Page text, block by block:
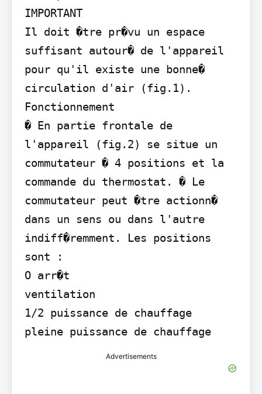
IMPORTANT
Il doit �tre pr�vu un espace
suffisant autour� de l'appareil
pour qu'il existe une bonne�
circulation d'air (fig.1).
Fonctionnement
� En partie frontale de
l'appareil (fig.2) se situe un
commutateur � 4 positions et la
commande du thermostat. � Le
commutateur peut �tre actionn�
dans un sens ou dans l'autre
indiff�remment. Les positions
sont :
O arr�t
ventilation
1/2 puissance de chauffage
pleine puissance de chauffage
Advertisements